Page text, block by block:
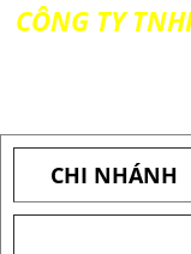
CÔNG TY
CHI NHÁNH